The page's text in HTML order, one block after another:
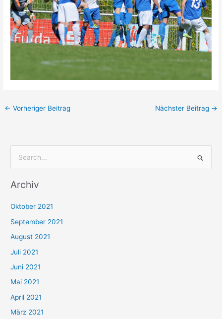
← Vorheriger Beitrag Nächster Beitrag →
c
n
n
a
c
h
:
Archiv
Oktober 2021
September 2021
August 2021
Juli 2021
Juni 2021
Mai 2021
April 2021
März 2021